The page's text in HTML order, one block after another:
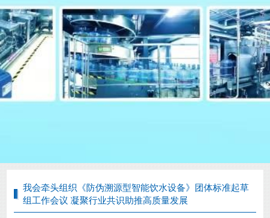
我会牵头组织《防伪溯源型智能饮水设备》团体标准起草
组工作会议 凝聚行业共识助推高质量发展